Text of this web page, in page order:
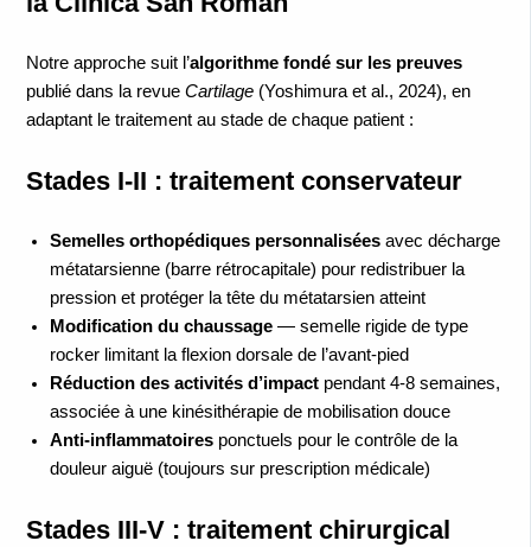
Notre approche suit l’algorithme fondé sur les preuves
publié dans la revue Cartilage(Yoshimura et al., 2024), en
adaptant le traitement au stade de chaque patient :
Stades I-II : traitement conservateur
Semelles orthopédiques personnaliséesavec décharge
métatarsienne (barre rétrocapitale) pour redistribuer la
pression et protéger la tête du métatarsien atteint
Modification du chaussage— semelle rigide de type
rocker limitant la flexion dorsale de l’avant-pied
Réduction des activités d’impactpendant 4-8 semaines,
associée à une kinésithérapie de mobilisation douce
Anti-inflammatoiresponctuels pour le contrôle de la
douleur aiguë (toujours sur prescription médicale)
Stades III-V : traitement chirurgical